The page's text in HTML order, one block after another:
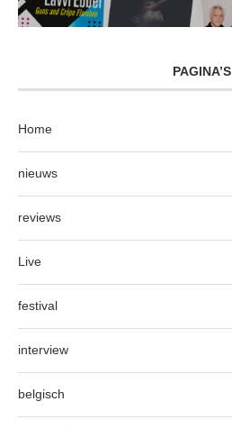
PAGINA’S
Home
nieuws
reviews
Live
festival
interview
belgisch